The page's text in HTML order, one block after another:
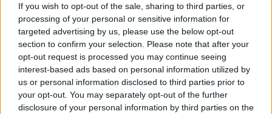
If you wish to opt-out of the sale, sharing to third parties, or
processing of your personal or sensitive information for
targeted advertising by us, please use the below opt-out
section to confirm your selection. Please note that after your
opt-out request is processed you may continue seeing
interest-based ads based on personal information utilized by
us or personal information disclosed to third parties prior to
your opt-out. You may separately opt-out of the further
disclosure of your personal information by third parties on the
La colonna di Santa Felicita torna a splendere
Addio a Ilaria Occhini, dolce volto del cinema
Il 31 luglio c'erano le mine sui ponti di Firenze
Il ricordo dei ponti fatti saltare dai tedeschi